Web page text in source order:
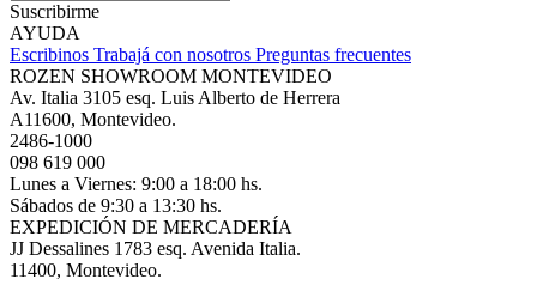
Suscribirme
AYUDA
Escribinos Trabajá con nosotros Preguntas frecuentes
ROZEN SHOWROOM MONTEVIDEO
Av. Italia 3105 esq. Luis Alberto de Herrera
A11600, Montevideo.
2486-1000
098 619 000
Lunes a Viernes: 9:00 a 18:00 hs.
Sábados de 9:30 a 13:30 hs.
EXPEDICIÓN DE MERCADERÍA
JJ Dessalines 1783 esq. Avenida Italia.
11400, Montevideo.